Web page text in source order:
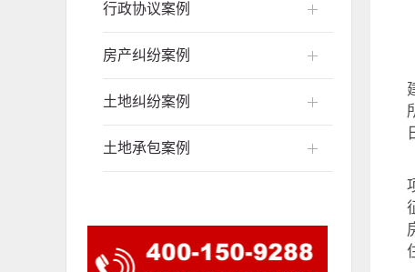
行政协议案例
房产纠纷案例
土地纠纷案例
土地承包案例